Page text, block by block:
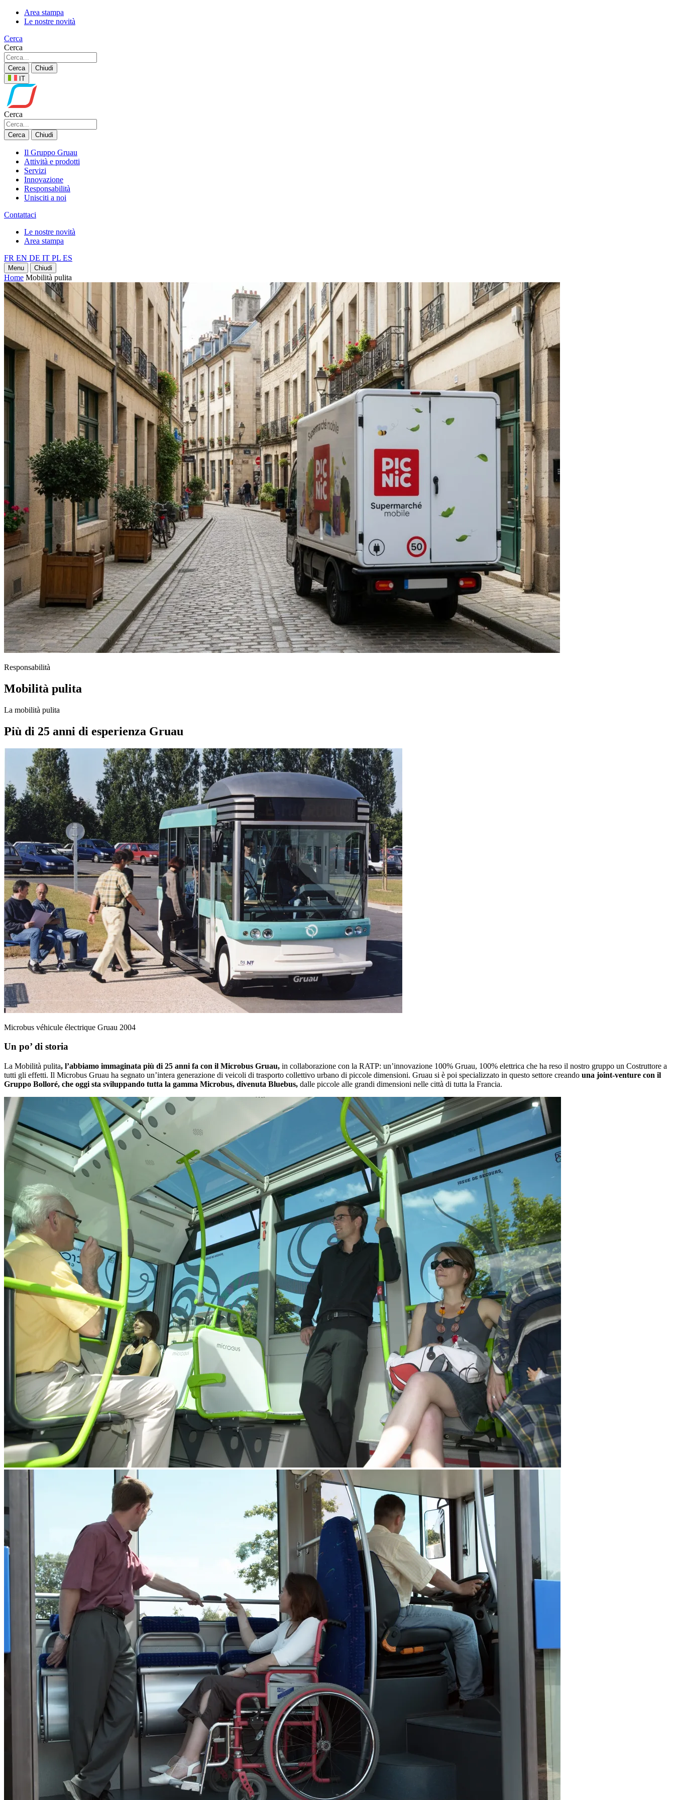
Area stampa
Le nostre novità
Cerca
Cerca
Cerca
Chiudi
IT
Cerca
Cerca Chiudi
Il Gruppo Gruau
Attività e prodotti
Servizi
Innovazione
Responsabilità
Unisciti a noi
Contattaci
Le nostre novità
Area stampa
FR EN DE IT PL ES
Menu Chiudi
Home Mobilità pulita
Responsabilità
Mobilità pulita
La mobilità pulita
Più di 25 anni di esperienza Gruau
Microbus véhicule électrique Gruau 2004
Un po’ di storia
La Mobilità pulita, l’abbiamo immaginata più di 25 anni fa con il Microbus Gruau, in collaborazione con la RATP: un’innovazione 100% Gruau, 100% elettrica che ha reso il nostro gruppo un Costruttore a
tutti gli effetti. Il Microbus Gruau ha segnato un’intera generazione di veicoli di trasporto collettivo urbano di piccole dimensioni. Gruau si è poi specializzato in questo settore creando una joint-venture con il
Gruppo Bolloré, che oggi sta sviluppando tutta la gamma Microbus, divenuta Bluebus, dalle piccole alle grandi dimensioni nelle città di tutta la Francia.